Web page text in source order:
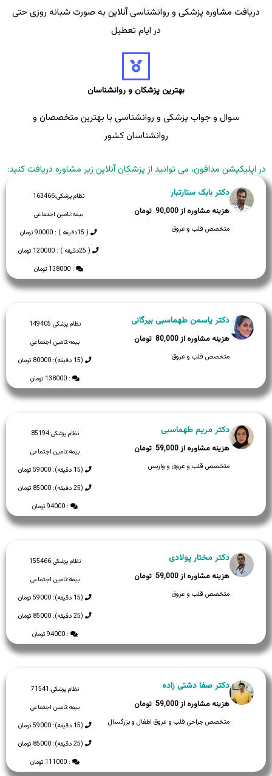
دریافت مشاوره پزشکی و روانشناسی آنلاین به صورت شبانه روزی حتی
در ایام تعطیل
بهترین پزشکان و روانشناسان
سوال و جواب پزشکی و روانشناسی با بهترین متخصصان و
روانشناسان کشور
در اپلیکیشن مدافون، می توانید از پزشکان آنلاین زیر مشاوره دریافت کنید:
نظام پزشکی:163466
بیمه:تامین اجتماعی
( 15دقیقه ) : 90000 تومان
( 25دقیقه ) : 120000 تومان
: 138000 تومان
دکتر بابک ستارتبار
90,000
متخصص قلب و عروق
نظام پزشکی:149405
بیمه:تامین اجتماعی
(15 دقیقه): 80000 تومان
: 138000 تومان
دکتر یاسمن طهماسبی بیرگانی
80,000
متخصص قلب و عروق
نظام پزشکی:85194
بیمه:تامین اجتماعی
(15 دقیقه): 59000 تومان
(25 دقیقه): 85000 تومان
: 94000 تومان
دکتر مریم طهماسبی
59,000
متخصص قلب و عروق و واریس
نظام پزشکی:155466
بیمه:تامین اجتماعی
(15 دقیقه): 59000 تومان
(25 دقیقه): 85000 تومان
: 94000 تومان
دکتر مختار پولادی
59,000
متخصص قلب و عروق
نظام پزشکی:71541
بیمه:تامین اجتماعی
(15 دقیقه): 59000 تومان
(25 دقیقه): 85000 تومان
: 111000 تومان
دکتر صفا دشتی زاده
59,000
متخصص جراحی قلب و عروق اطفال و بزرگسال